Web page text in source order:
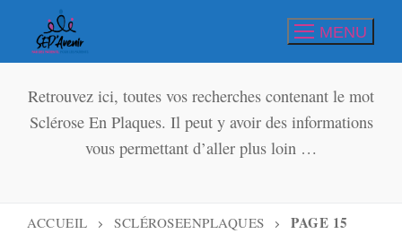
MENU
Retrouvez ici, toutes vos recherches contenant le mot
Sclérose En Plaques. Il peut y avoir des informations
vous permettant d’aller plus loin …
ACCUEIL SCLÉROSEENPLAQUES PAGE 15